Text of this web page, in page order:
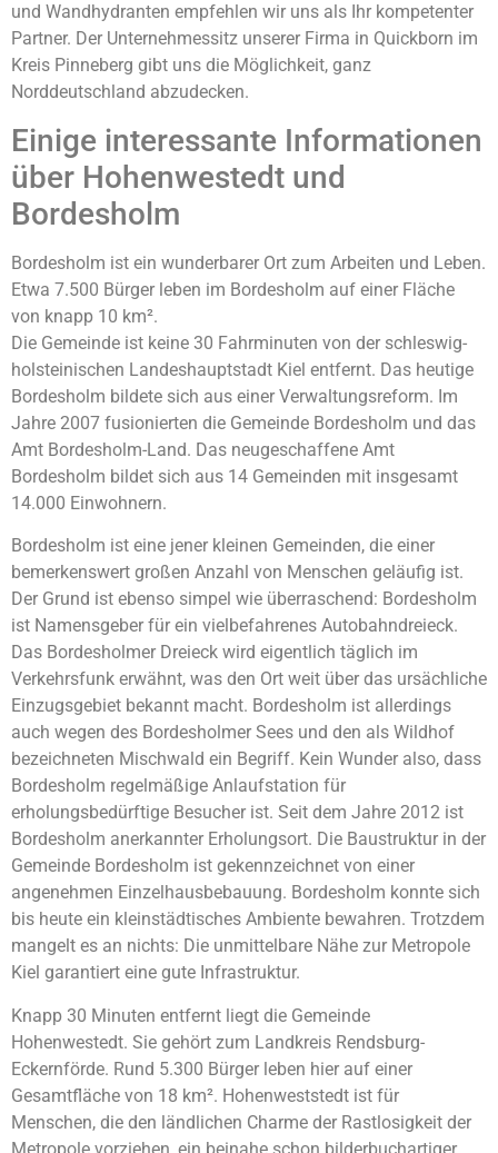
und Wandhydranten empfehlen wir uns als Ihr kompetenter
Partner. Der Unternehmessitz unserer Firma in Quickborn im
Kreis Pinneberg gibt uns die Möglichkeit, ganz
Norddeutschland abzudecken.
Einige interessante Informationen
über Hohenwestedt und
Bordesholm
Bordesholm ist ein wunderbarer Ort zum Arbeiten und Leben.
Etwa 7.500 Bürger leben im Bordesholm auf einer Fläche
von knapp 10 km².
Die Gemeinde ist keine 30 Fahrminuten von der schleswig-
holsteinischen Landeshauptstadt Kiel entfernt. Das heutige
Bordesholm bildete sich aus einer Verwaltungsreform. Im
Jahre 2007 fusionierten die Gemeinde Bordesholm und das
Amt Bordesholm-Land. Das neugeschaffene Amt
Bordesholm bildet sich aus 14 Gemeinden mit insgesamt
14.000 Einwohnern.
Bordesholm ist eine jener kleinen Gemeinden, die einer
bemerkenswert großen Anzahl von Menschen geläufig ist.
Der Grund ist ebenso simpel wie überraschend: Bordesholm
ist Namensgeber für ein vielbefahrenes Autobahndreieck.
Das Bordesholmer Dreieck wird eigentlich täglich im
Verkehrsfunk erwähnt, was den Ort weit über das ursächliche
Einzugsgebiet bekannt macht. Bordesholm ist allerdings
auch wegen des Bordesholmer Sees und den als Wildhof
bezeichneten Mischwald ein Begriff. Kein Wunder also, dass
Bordesholm regelmäßige Anlaufstation für
erholungsbedürftige Besucher ist. Seit dem Jahre 2012 ist
Bordesholm anerkannter Erholungsort. Die Baustruktur in der
Gemeinde Bordesholm ist gekennzeichnet von einer
angenehmen Einzelhausbebauung. Bordesholm konnte sich
bis heute ein kleinstädtisches Ambiente bewahren. Trotzdem
mangelt es an nichts: Die unmittelbare Nähe zur Metropole
Kiel garantiert eine gute Infrastruktur.
Knapp 30 Minuten entfernt liegt die Gemeinde
Hohenwestedt. Sie gehört zum Landkreis Rendsburg-
Eckernförde. Rund 5.300 Bürger leben hier auf einer
Gesamtfläche von 18 km². Hohenweststedt ist für
Menschen, die den ländlichen Charme der Rastlosigkeit der
Metropole vorziehen, ein beinahe schon bilderbuchartiger